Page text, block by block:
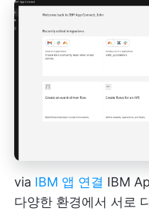
via IBM 앱 연결 IBM
다양한 환경에서 서로